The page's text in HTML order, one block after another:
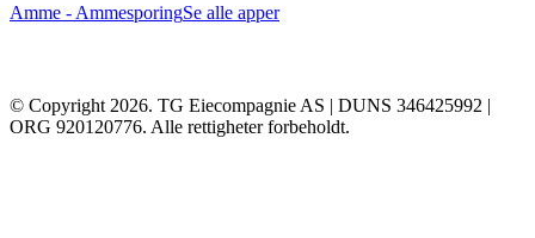
Amme - AmmesporingSe alle apper
© Copyright 2026. TG Eiecompagnie AS | DUNS 346425992 |
ORG 920120776. Alle rettigheter forbeholdt.